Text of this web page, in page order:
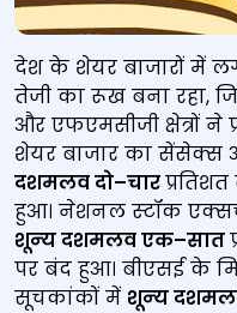
देश के शेयर बाजारों में
तेजी का रूख बना रहा,
और एफएमसीजी क्षेत्रों ने
शेयर बाजार का सेंसेक्‍स
दशमलव दो–चार
हुआ। नेशनल स्‍टॉक
शून्‍य दशमलव एक–सात
पर बंद हुआ। बीएसई के
सूचकांकों में शून्‍य